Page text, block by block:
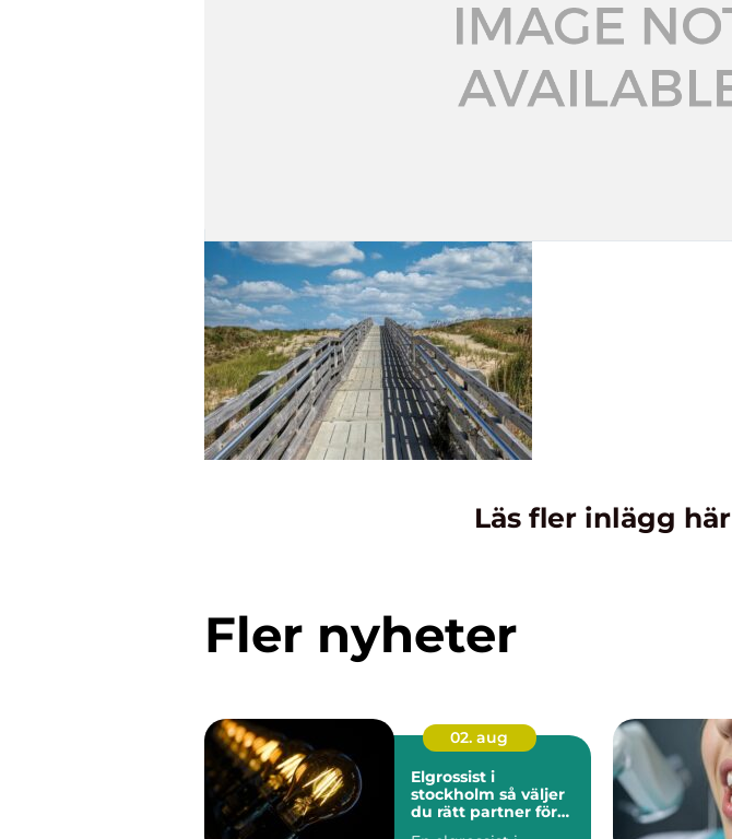
Läs fler inlägg här
Fler nyheter
02. aug
Elgrossist i
stockholm så väljer
du rätt partner för